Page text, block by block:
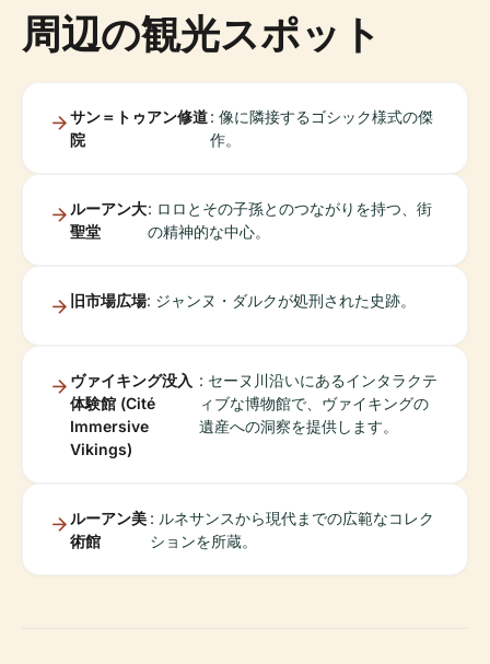
周辺の観光スポット
サン＝トゥアン修道
院
: 像に隣接するゴシック様式の傑
作。
ルーアン大
聖堂
: ロロとその子孫とのつながりを持つ、街
の精神的な中心。
旧市場広場: ジャンヌ・ダルクが処刑された史跡。
ヴァイキング没入
体験館 (Cité
Immersive
Vikings)
: セーヌ川沿いにあるインタラクテ
ィブな博物館で、ヴァイキングの
遺産への洞察を提供します。
ルーアン美
術館
: ルネサンスから現代までの広範なコレク
ションを所蔵。